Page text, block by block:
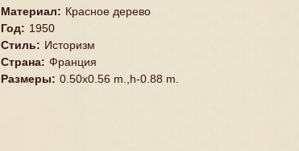
Материал: Красное дерево
Год: 1950
Стиль: Историзм
Страна: Франция
Размеры: 0.50x0.56 m.,h-0.88 m.